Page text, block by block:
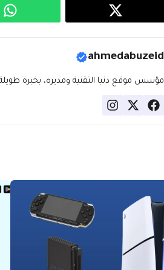
ahmedabuzeid
مؤسس موقع دنيا التقنية ومديره، بخبرة طويلة